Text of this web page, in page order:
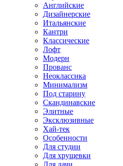
Английские
Дизайнерские
Итальянские
Кантри
Классические
Лофт
Модерн
Прованс
Неоклассика
Минимализм
Под старину
Скандинавские
Элитные
Эксклюзивные
Хай-тек
Особенности
Для студии
Для хрущевки
Для дачи